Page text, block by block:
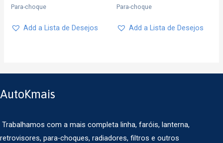
Para-choque
Add a Lista de Desejos
Para-choque
Add a Lista de Desejos
AutoKmais
Trabalhamos com a mais completa linha, faróis, lanterna,
retrovisores, para-choques, radiadores, filtros e outros